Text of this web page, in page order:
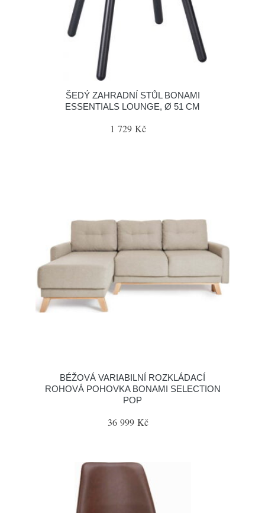
ŠEDÝ ZAHRADNÍ STŮL BONAMI
ESSENTIALS LOUNGE, Ø 51 CM
1 729 Kč
BÉŽOVÁ VARIABILNÍ ROZKLÁDACÍ
ROHOVÁ POHOVKA BONAMI SELECTION
POP
36 999 Kč